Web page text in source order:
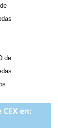
de
en: